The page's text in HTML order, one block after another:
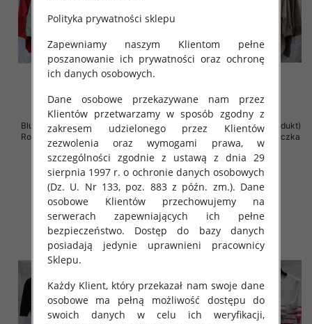
Bluzki damskie ( Turecki produkt)
Roz Standard , Mix Kolor .Paczka
12 szt
42.00 zł
szczegóły
Bluzki damskie ( Turecki produkt)
Roz Standard , Mix Kolor .Paczka
12 szt
42.00 zł
szczegóły
Polityka prywatności sklepu
Zapewniamy naszym Klientom pełne
poszanowanie ich prywatności oraz ochronę
ich danych osobowych.
Dane osobowe przekazywane nam przez
Klientów przetwarzamy w sposób zgodny z
zakresem udzielonego przez Klientów
zezwolenia oraz wymogami prawa, w
szczególności zgodnie z ustawą z dnia 29
sierpnia 1997 r. o ochronie danych osobowych
(Dz. U. Nr 133, poz. 883 z późn. zm.). Dane
osobowe Klientów przechowujemy na
serwerach zapewniających ich pełne
bezpieczeństwo. Dostęp do bazy danych
posiadają jedynie uprawnieni pracownicy
Sklepu.
Każdy Klient, który przekazał nam swoje dane
osobowe ma pełną możliwość dostępu do
swoich danych w celu ich weryfikacji,